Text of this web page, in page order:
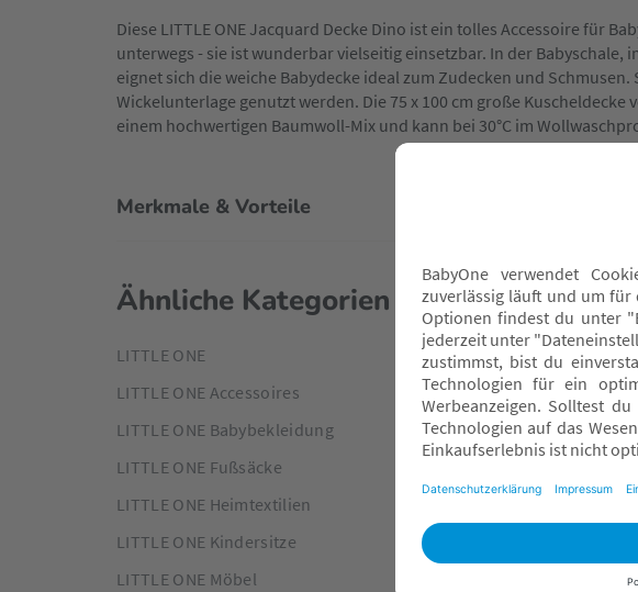
Diese LITTLE ONE Jacquard Decke Dino ist ein tolles Accessoire für
unterwegs - sie ist wunderbar vielseitig einsetzbar. In der Babyschale,
eignet sich die weiche Babydecke ideal zum Zudecken und
Wickelunterlage genutzt werden. Die 75 x 100 cm große Kuscheldecke
einem hochwertigen Baumwoll-Mix und kann bei 30°C im
Merkmale & Vorteile
Ähnliche Kategorien
LITTLE ONE
LITTLE ONE Accessoires
LITTLE ONE Babybekleidung
LITTLE ONE Fußsäcke
LITTLE ONE Heimtextilien
LITTLE ONE Kindersitze
LITTLE ONE Möbel
LITTLE
LITTLE
LITTLE